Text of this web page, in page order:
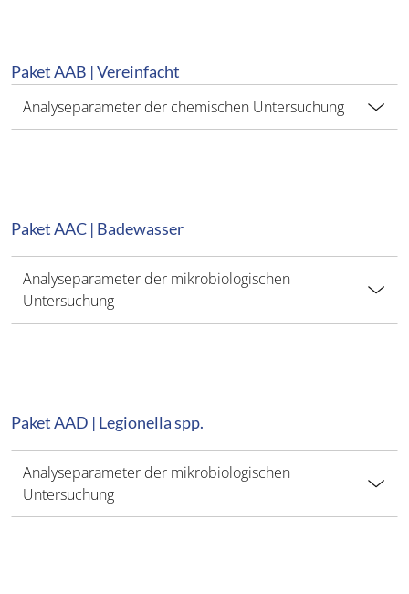
Paket AAB | Vereinfacht
Analyseparameter der chemischen Untersuchung
Paket AAC | Badewasser
Analyseparameter der mikrobiologischen
Untersuchung
Paket AAD | Legionella spp.
Analyseparameter der mikrobiologischen
Untersuchung